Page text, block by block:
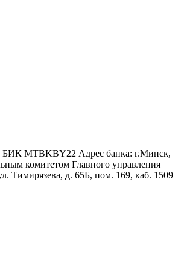
БИК MTBKBY22 Адрес банка: г.Минск,
комитетом Главного управления
Тимирязева, д. 65Б, пом. 169, каб. 1509